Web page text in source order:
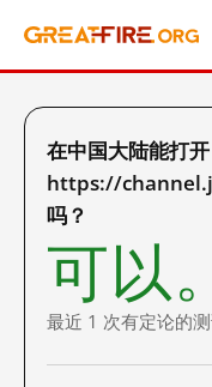
在中国大陆能打开
https://
吗？
可以。
最近 1 次有定论的测